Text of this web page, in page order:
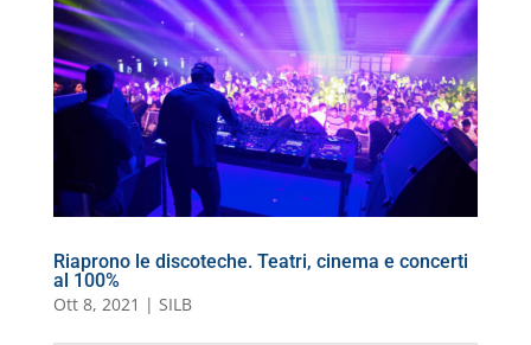
Riaprono le discoteche. Teatri, cinema e concerti
al 100%
Ott 8, 2021 | SILB